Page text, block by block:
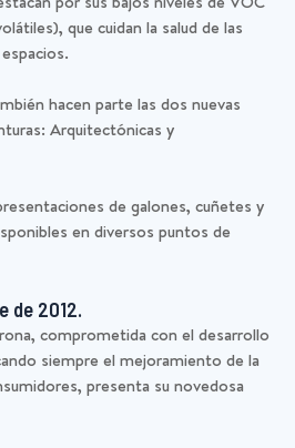
que cuidan la salud de las
hacen parte las dos nuevas
Arquitectónicas y
de galones, cuñetes y
en diversos puntos de
de 2012.
comprometida con el desarrollo
siempre el mejoramiento de la
presenta su novedosa